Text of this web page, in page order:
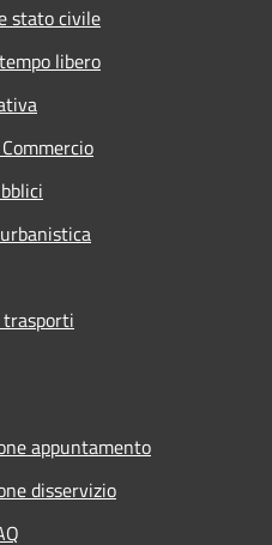
stato civile
libero
appuntamento
disservizio